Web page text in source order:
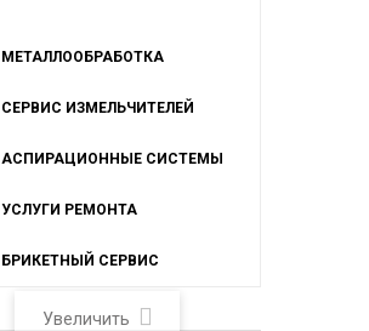
МЕТАЛЛООБРАБОТКА
СЕРВИС ИЗМЕЛЬЧИТЕЛЕЙ
АСПИРАЦИОННЫЕ СИСТЕМЫ
УСЛУГИ РЕМОНТА
БРИКЕТНЫЙ СЕРВИС
Увеличить